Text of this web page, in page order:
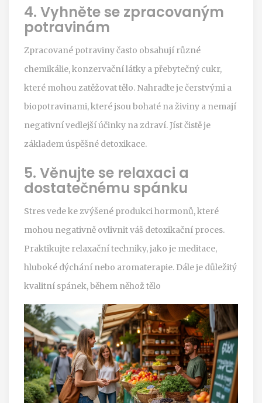
4. Vyhněte se zpracovaným
potravinám
Zpracované potraviny často obsahují různé
chemikálie, konzervační látky a přebytečný cukr,
které mohou zatěžovat tělo. Nahraďte je čerstvými a
biopotravinami, které jsou bohaté na živiny a nemají
negativní vedlejší účinky na zdraví. Jíst čistě je
základem úspěšné detoxikace.
5. Věnujte se relaxaci a
dostatečnému spánku
Stres vede ke zvýšené produkci hormonů, které
mohou negativně ovlivnit váš detoxikační proces.
Praktikujte relaxační techniky, jako je meditace,
hluboké dýchání nebo aromaterapie. Dále je důležitý
kvalitní spánek, během něhož tělo